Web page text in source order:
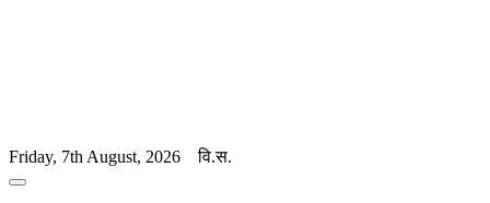
Friday, 7th August, 2026 वि.स.